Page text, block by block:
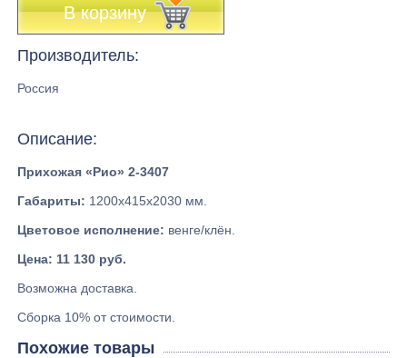
В корзину
Производитель:
Россия
Описание:
Прихожая «Рио» 2-3407
Габариты: 1200х415х2030 мм.
Цветовое исполнение: венге/клён.
Цена: 11 130 руб.
Возможна доставка.
Сборка 10% от стоимости.
Похожие товары